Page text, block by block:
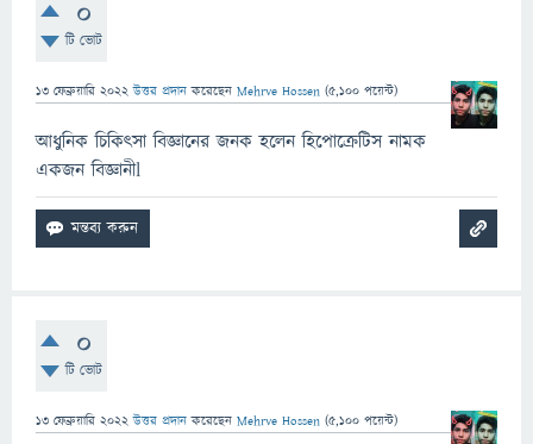
0
টি ভোট
13 ফেব্রুয়ারি 2022 উত্তর প্রদান করেছেন Mehrve Hossen (5,100 পয়েন্ট)
আধুনিক চিকিৎসা বিজ্ঞানের জনক হলেন হিপোক্রেটিস নামক
একজন বিজ্ঞানীl
0
টি ভোট
13 ফেব্রুয়ারি 2022 উত্তর প্রদান করেছেন Mehrve Hossen (5,100 পয়েন্ট)